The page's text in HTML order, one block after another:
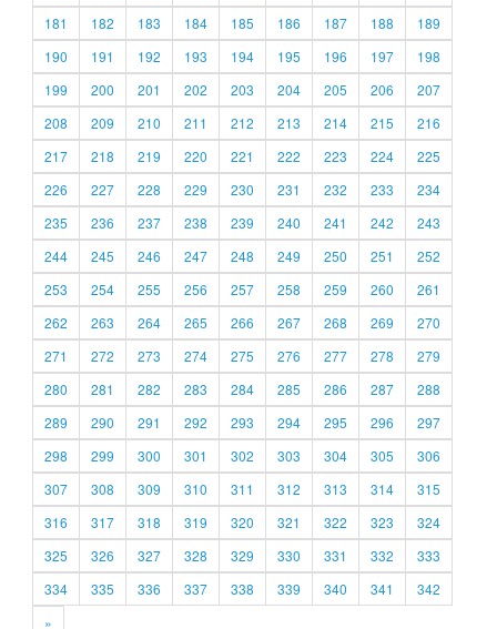
181
182 183 184 185 186 187 188
189
190
191 192 193 194 195 196 197
198
199
200 201 202 203 204 205 206
207
208
209 210 211 212 213 214 215
216
217
218 219 220 221 222 223 224
225
226
227 228 229 230 231 232 233
234
235
236 237 238 239 240 241 242
243
244
245 246 247 248 249 250 251
252
253
254 255 256 257 258 259 260
261
262
263 264 265 266 267 268 269
270
271
272 273 274 275 276 277 278
279
280
281 282 283 284 285 286 287
288
289
290 291 292 293 294 295 296
297
298
299 300 301 302 303 304 305
306
307
308 309 310 311 312 313 314
315
316
317 318 319 320 321 322 323
324
325
326 327 328 329 330 331 332
333
334
335 336 337 338 339 340 341
342
»